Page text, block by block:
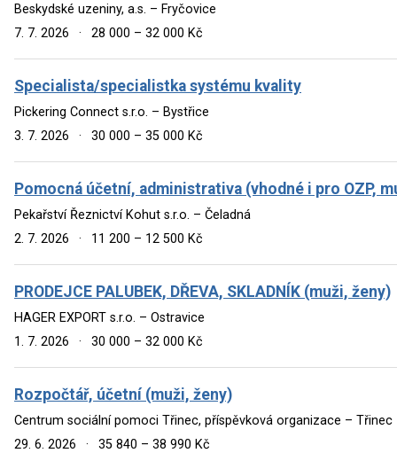
Beskydské uzeniny, a.s. – Fryčovice
7. 7. 2026
· 28 000 – 32 000 Kč
Specialista/specialistka systému kvality
Pickering Connect s.r.o. – Bystřice
3. 7. 2026
· 30 000 – 35 000 Kč
Pomocná účetní, administrativa (vhodné i pro OZP,
Pekařství Řeznictví Kohut s.r.o. – Čeladná
2. 7. 2026
· 11 200 – 12 500 Kč
PRODEJCE PALUBEK, DŘEVA, SKLADNÍK (muži, ženy)
HAGER EXPORT s.r.o. – Ostravice
1. 7. 2026
· 30 000 – 32 000 Kč
Rozpočtář, účetní (muži, ženy)
Centrum sociální pomoci Třinec, příspěvková organizace – Třinec
29. 6. 2026
· 35 840 – 38 990 Kč